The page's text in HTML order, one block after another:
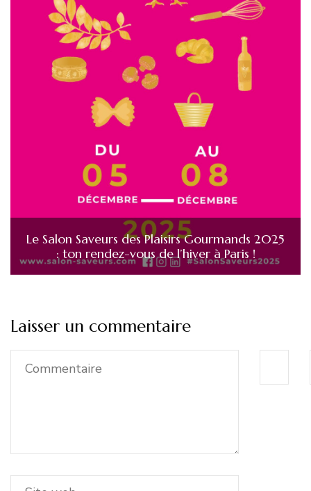
Le Salon Saveurs des Plaisirs Gourmands 2025
: ton rendez-vous de l’hiver à Paris !
Laisser un commentaire